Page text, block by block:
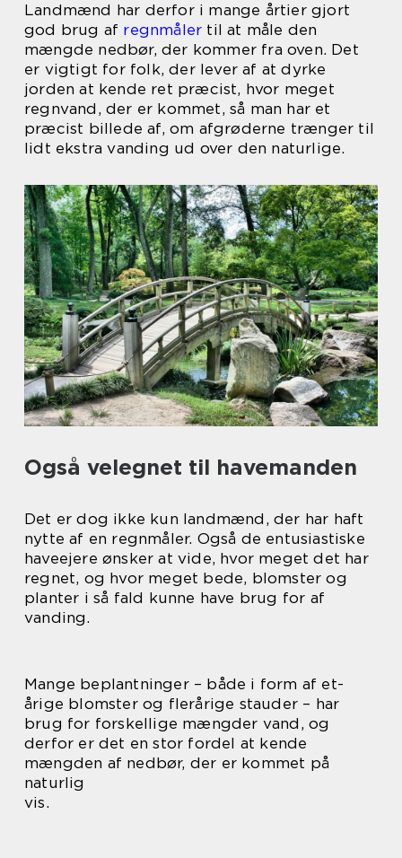
Landmænd har derfor i mange årtier gjort
god brug af regnmåler til at måle den
mængde nedbør, der kommer fra oven. Det
er vigtigt for folk, der lever af at dyrke
jorden at kende ret præcist, hvor meget
regnvand, der er kommet, så man har et
præcist billede af, om afgrøderne trænger til
lidt ekstra vanding ud over den naturlige.
Også velegnet til havemanden
Det er dog ikke kun landmænd, der har haft
nytte af en regnmåler. Også de entusiastiske
haveejere ønsker at vide, hvor meget det har
regnet, og hvor meget bede, blomster og
planter i så fald kunne have brug for af
vanding.
Mange beplantninger – både i form af et-
årige blomster og flerårige stauder – har
brug for forskellige mængder vand, og
derfor er det en stor fordel at kende
mængden af nedbør, der er kommet på
naturlig
vis.